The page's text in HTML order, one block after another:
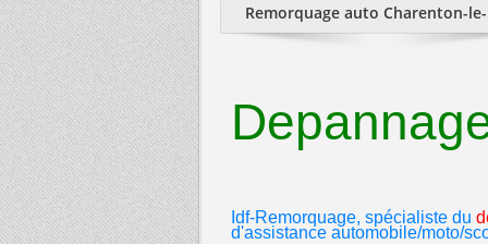
Remorquage auto Charenton-
Idf-Remorquage, spécialiste du
d'assistance automobile/moto/